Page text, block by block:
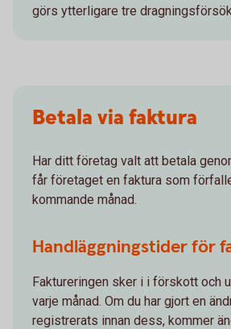
görs ytterligare tre
Betala via faktura
Har ditt företag valt att betala
får företaget en faktura som
kommande månad.
Handläggningstider för
Faktureringen sker i i förskott och
varje månad. Om du har gjort en
registrerats innan dess, kommer